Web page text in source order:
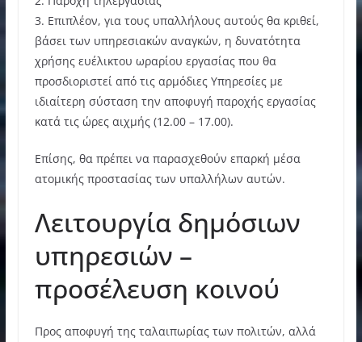
3. Επιπλέον, για τους υπαλλήλους αυτούς θα κριθεί,
βάσει των υπηρεσιακών αναγκών, η δυνατότητα
χρήσης ευέλικτου ωραρίου εργασίας που θα
προσδιοριστεί από τις αρμόδιες Υπηρεσίες με
ιδιαίτερη σύσταση την αποφυγή παροχής εργασίας
κατά τις ώρες αιχμής (12.00 – 17.00).
Επίσης, θα πρέπει να παρασχεθούν επαρκή μέσα
ατομικής προστασίας των υπαλλήλων αυτών.
Λειτουργία δημόσιων
υπηρεσιών –
προσέλευση κοινού
Προς αποφυγή της ταλαιπωρίας των πολιτών, αλλά